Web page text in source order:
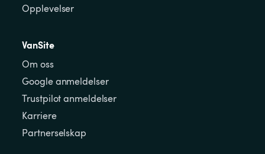
Opplevelser
VanSite
Om oss
Google anmeldelser
Trustpilot anmeldelser
Karriere
Partnerselskap